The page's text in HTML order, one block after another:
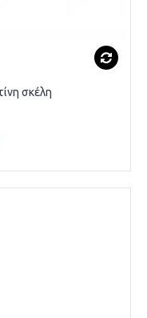
σκέλη